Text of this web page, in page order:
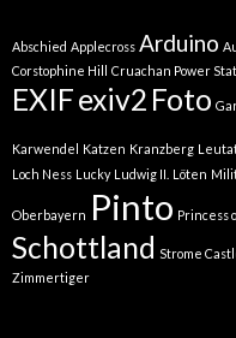
Abschied Applecross Arduino
Corstophine Hill Cruachan Power
EXIFexiv2 Foto
Karwendel Katzen Kranzberg
Loch Ness Lucky Ludwig II. Löten
Oberbayern Pinto Princess
Schottland Strome
Zimmertiger